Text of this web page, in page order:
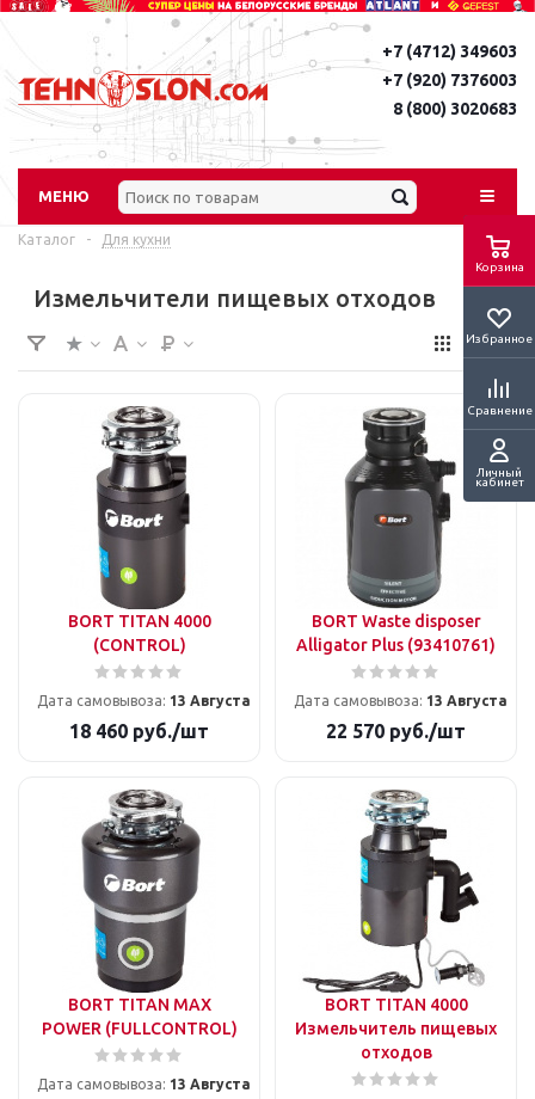
Корзина
Избранное
Сравнение
Личный
кабинет
+7 (4712) 349603
+7 (920) 7376003
8 (800) 3020683
МЕНЮ
Каталог - Для кухни
Измельчители пищевых отходов
BORT TITAN 4000
(CONTROL)
Дата самовывоза: 13 Августа
18 460 руб./шт
BORT Waste disposer
Alligator Plus (93410761)
Дата самовывоза: 13 Августа
22 570 руб./шт
BORT TITAN MAX
POWER (FULLCONTROL)
Дата самовывоза: 13 Августа
BORT TITAN 4000
Измельчитель пищевых
отходов